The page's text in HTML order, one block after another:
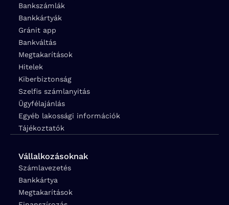
Bankszámlák
Bankkártyák
Gránit app
Bankváltás
Megtakarítások
Hitelek
Kiberbiztonság
Szelfis számlanyitás
Ügyfélajánlás
Egyéb lakossági információk
Tájékoztatók
Vállalkozásoknak
Számlavezetés
Bankkártya
Megtakarítások